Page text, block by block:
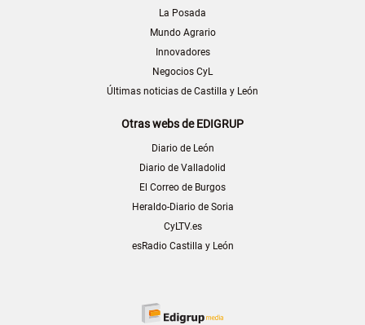
La Posada
Mundo Agrario
Innovadores
Negocios CyL
Últimas noticias de Castilla y León
Otras webs de EDIGRUP
Diario de León
Diario de Valladolid
El Correo de Burgos
Heraldo-Diario de Soria
CyLTV.es
esRadio Castilla y León